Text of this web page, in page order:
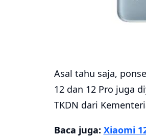
Asal tahu saja,
12 dan 12 Pro juga
TKDN dari
Baca juga: Xiaomi